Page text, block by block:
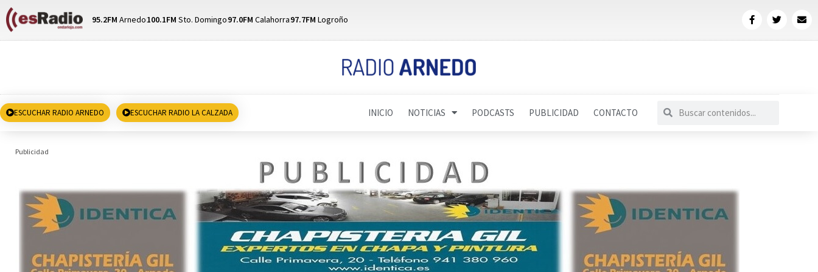
95.2FM Arnedo100.1FM Sto. Domingo97.0FM Calahorra97.7FM Logroño
ESCUCHAR RADIO ARNEDO ESCUCHAR RADIO LA CALZADA INICIO NOTICIAS PODCASTS PUBLICIDAD CONTACTO
Publicidad